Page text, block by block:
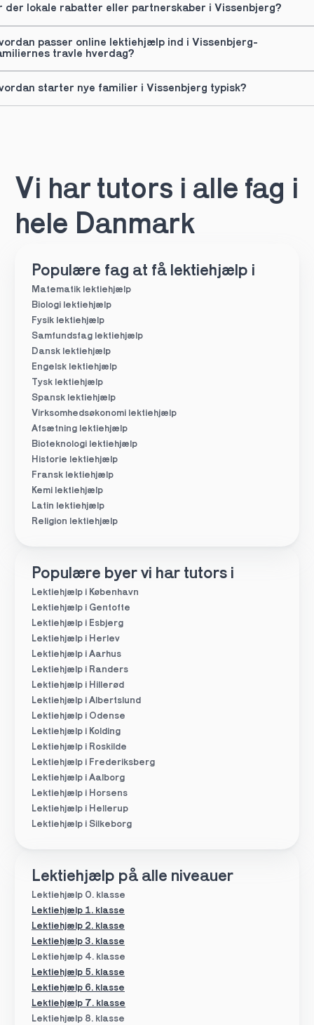
der lokale rabatter eller partnerskaber i Vissenbjerg?
passer online lektiehjælp ind i Vissenbjerg-
travle hverdag?
starter nye familier i Vissenbjerg typisk?
Vi har tutors i alle fag i
hele Danmark
Populære fag at få lektiehjælp i
Matematik lektiehjælp
Biologi lektiehjælp
Fysik lektiehjælp
Samfundsfag lektiehjælp
Dansk lektiehjælp
Engelsk lektiehjælp
Tysk lektiehjælp
Spansk lektiehjælp
Virksomhedsøkonomi lektiehjælp
Afsætning lektiehjælp
Bioteknologi lektiehjælp
Historie lektiehjælp
Fransk lektiehjælp
Kemi lektiehjælp
Latin lektiehjælp
Religion lektiehjælp
Populære byer vi har tutors i
Lektiehjælp i København
Lektiehjælp i Gentofte
Lektiehjælp i Esbjerg
Lektiehjælp i Herlev
Lektiehjælp i Aarhus
Lektiehjælp i Randers
Lektiehjælp i Hillerød
Lektiehjælp i Albertslund
Lektiehjælp i Odense
Lektiehjælp i Kolding
Lektiehjælp i Roskilde
Lektiehjælp i Frederiksberg
Lektiehjælp i Aalborg
Lektiehjælp i Horsens
Lektiehjælp i Hellerup
Lektiehjælp i Silkeborg
Lektiehjælp på alle niveauer
Lektiehjælp 0. klasse
Lektiehjælp 4. klasse
Lektiehjælp 5. klasse
Lektiehjælp 8. klasse
Lektiehjælp 1. klasse
Lektiehjælp 6. klasse
Lektiehjælp 7. klasse
Lektiehjælp 2. klasse
Lektiehjælp 3. klasse